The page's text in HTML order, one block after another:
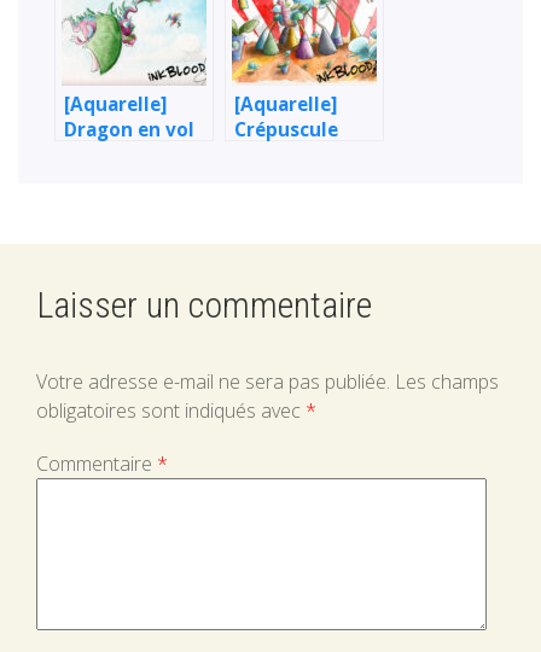
[Aquarelle]
Dragon en vol
[Aquarelle]
Crépuscule
Laisser un commentaire
Votre adresse e-mail ne sera pas publiée. Les champs
obligatoires sont indiqués avec *
Commentaire *